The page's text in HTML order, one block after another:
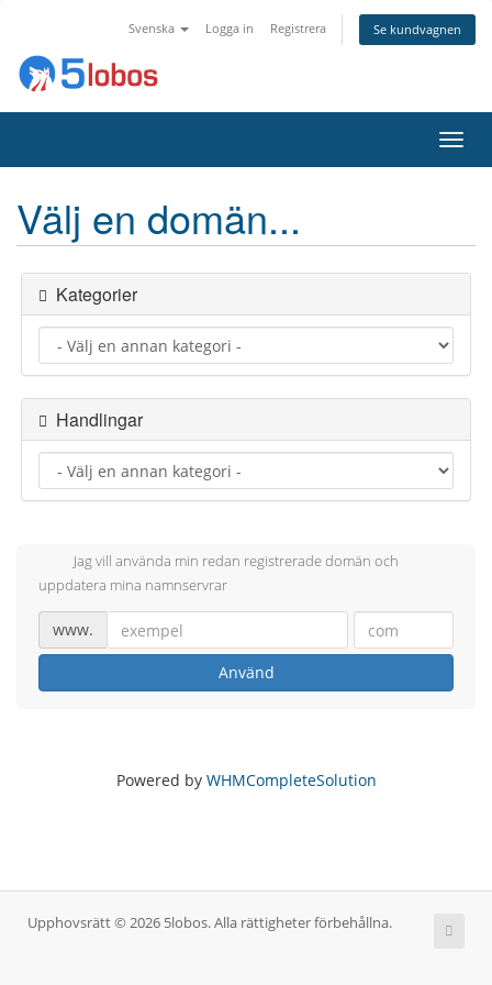
Svenska Logga in Registrera Se kundvagnen
Växla
Välj en domän...
Kategorier
Handlingar
Jag vill använda min redan registrerade domän och
uppdatera mina namnservrar
www.
Använd
Powered by WHMCompleteSolution
Upphovsrätt © 2026 5lobos. Alla rättigheter förbehållna.